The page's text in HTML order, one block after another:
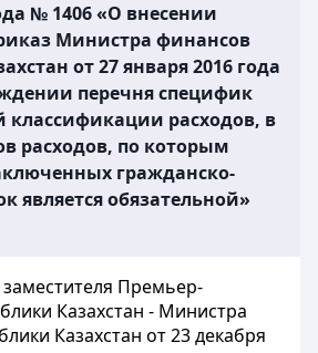
№ 1406 «О внесении
Министра финансов
от 27 января 2016 года
перечня специфик
классификации расходов, в
расходов, по которым
гражданско-
является обязательной»
Премьер-
Казахстан - Министра
Казахстан от 23 декабря